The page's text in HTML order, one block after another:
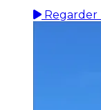
Regarder